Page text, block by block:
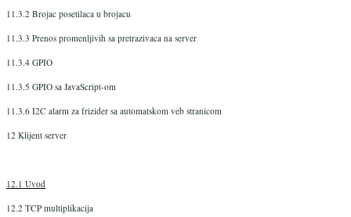
11.3.2 Brojac posetilaca u brojacu
11.3.3 Prenos promenljivih sa pretrazivaca na server
11.3.4 GPIO
11.3.5 GPIO sa JavaScript-om
11.3.6 I2C alarm za frizider sa automatskom veb stranicom
12 Klijent server
12.1 Uvod
12.2 TCP multiplikacija